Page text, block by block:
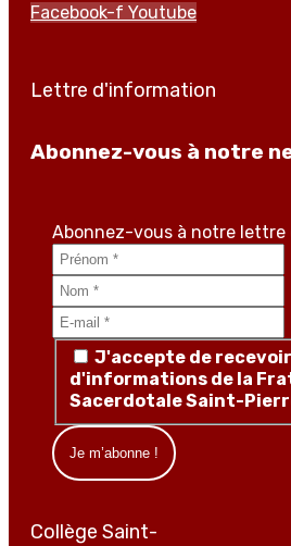
Facebook-f Youtube
Lettre d'information
Abonnez-vous à notre
Abonnez-vous à notre
J'accepte de
d'informations de la
Sacerdotale Saint-
Collège Saint-